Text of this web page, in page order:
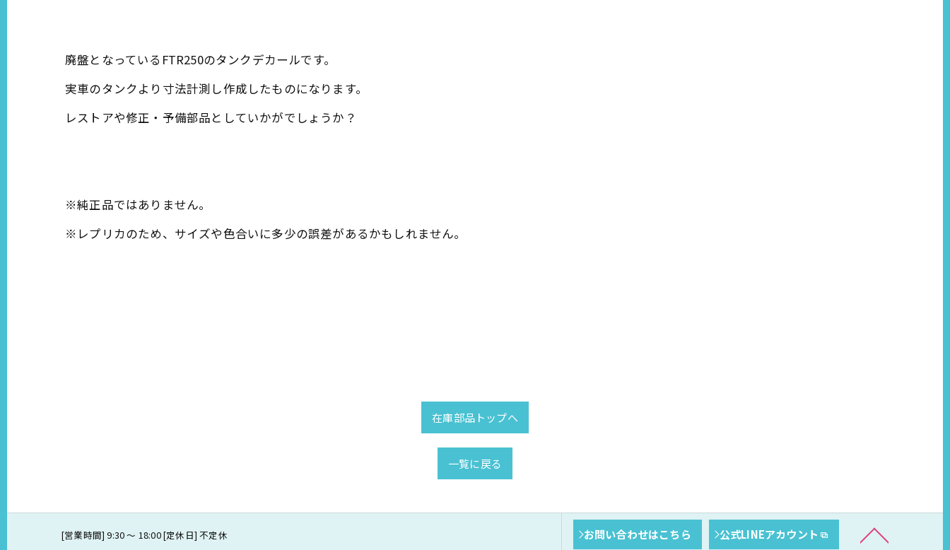
廃盤となっているFTR250のタンクデカールです。
実車のタンクより寸法計測し作成したものになります。
レストアや修正・予備部品としていかがでしょうか？
※純正品ではありません。
※レプリカのため、サイズや色合いに多少の誤差があるかもしれません。
在庫部品トップへ
一覧に戻る
[営業時間] 9:30 〜 18:00 [定休日] 不定休 お問い合わせはこちら 公式LINEアカウント